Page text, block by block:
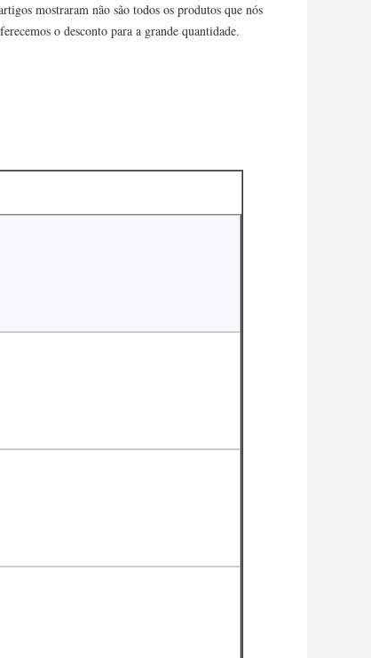
mostraram não são todos os produtos que nós
o desconto para a grande quantidade.